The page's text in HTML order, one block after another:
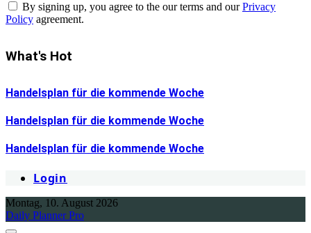
By signing up, you agree to the our terms and ourPrivacy
Policy agreement.
What's Hot
Handelsplan für die kommende Woche
Handelsplan für die kommende Woche
Handelsplan für die kommende Woche
Login
Montag, 10. August 2026
Daily Planner Pro